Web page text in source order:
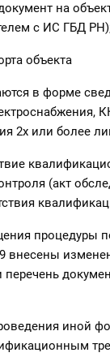
на
с ИС ГБД
объекта
в форме
2х или более
(акт
процедуры
внесены
иной